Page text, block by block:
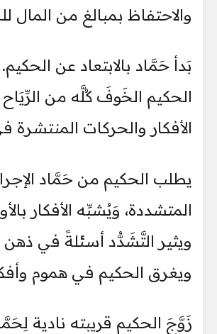
والاحتفاظ بمبالغ من المال
بَدأ حَمَّاد بالابتعاد عن
الحكيم الخَوفَ كُلَّه من الرِّيَاح
الأفكار والحركات المنتشرة
يطلب الحكيم من حَمَّاد
المتشددة، وَيُشبِّه الأفكار
ويثير التَّشَدُّد أسئلةً في ذهن
ويغرق الحكيم في هموم
زَوَّجَ الحكيم قريبته نادية